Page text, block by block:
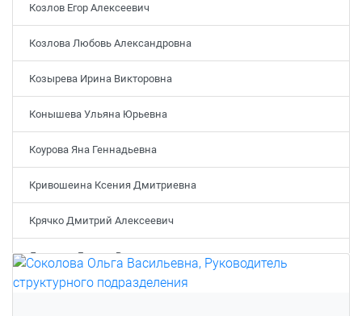
Козлов Егор Алексеевич
Козлова Любовь Александровна
Козырева Ирина Викторовна
Конышева Ульяна Юрьевна
Коурова Яна Геннадьевна
Кривошеина Ксения Дмитриевна
Крячко Дмитрий Алексеевич
Летунова Галина Владимировна
Лысова Анна Александровна